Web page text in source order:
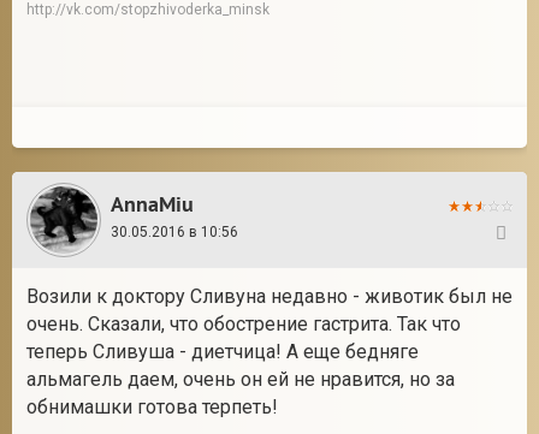
http://vk.com/stopzhivoderka_minsk
AnnaMiu
30.05.2016 в 10:56
Возили к доктору Сливуна недавно - животик был не
очень. Сказали, что обострение гастрита. Так что
теперь Сливуша - диетчица! А еще бедняге
альмагель даем, очень он ей не нравится, но за
обнимашки готова терпеть!